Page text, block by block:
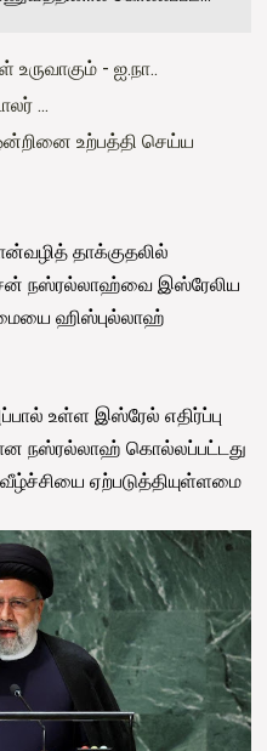
- ஐ.நா..
...
ஒன்றினை உற்பத்தி செய்ய
தாக்குதலில்
நஸ்ரல்லாஹ்வை இஸ்ரேலிய
ஹிஸ்புல்லாஹ்
உள்ள இஸ்ரேல் எதிர்ப்பு
நஸ்ரல்லாஹ் கொல்லப்பட்டது
ஏற்படுத்தியுள்ளமை